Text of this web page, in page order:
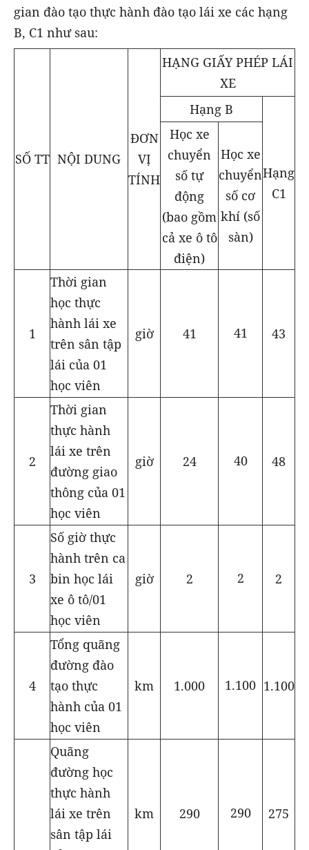
gian đào tạo thực hành đào tạo lái xe các hạng
B, C1 như sau:
SỐ TT NỘI DUNG
ĐƠN
VỊ
TÍNH
HẠNG GIẤY PHÉP LÁI
XE
Hạng B
Hạng
C1
Học xe
chuyển
số tự
động
(bao gồm
cả xe ô tô
điện)
Học xe
chuyển
số cơ
khí (số
sàn)
1
Thời gian
học thực
hành lái xe
trên sân tập
lái của 01
học viên
giờ 41 41 43
2
Thời gian
thực hành
lái xe trên
đường giao
thông của 01
học viên
giờ 24 40 48
3
Số giờ thực
hành trên ca
bin học lái
xe ô tô/01
học viên
giờ 2 2 2
4
Tổng quãng
đường đào
tạo thực
hành của 01
học viên
km 1.000 1.100 1.100
Quãng
đường học
thực hành
lái xe trên
sân tập lái
km 290 290 275